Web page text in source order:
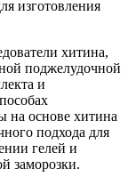
изготовления
хитина,
поджелудочной
и
на основе хитина
подхода для
гелей и
заморозки.